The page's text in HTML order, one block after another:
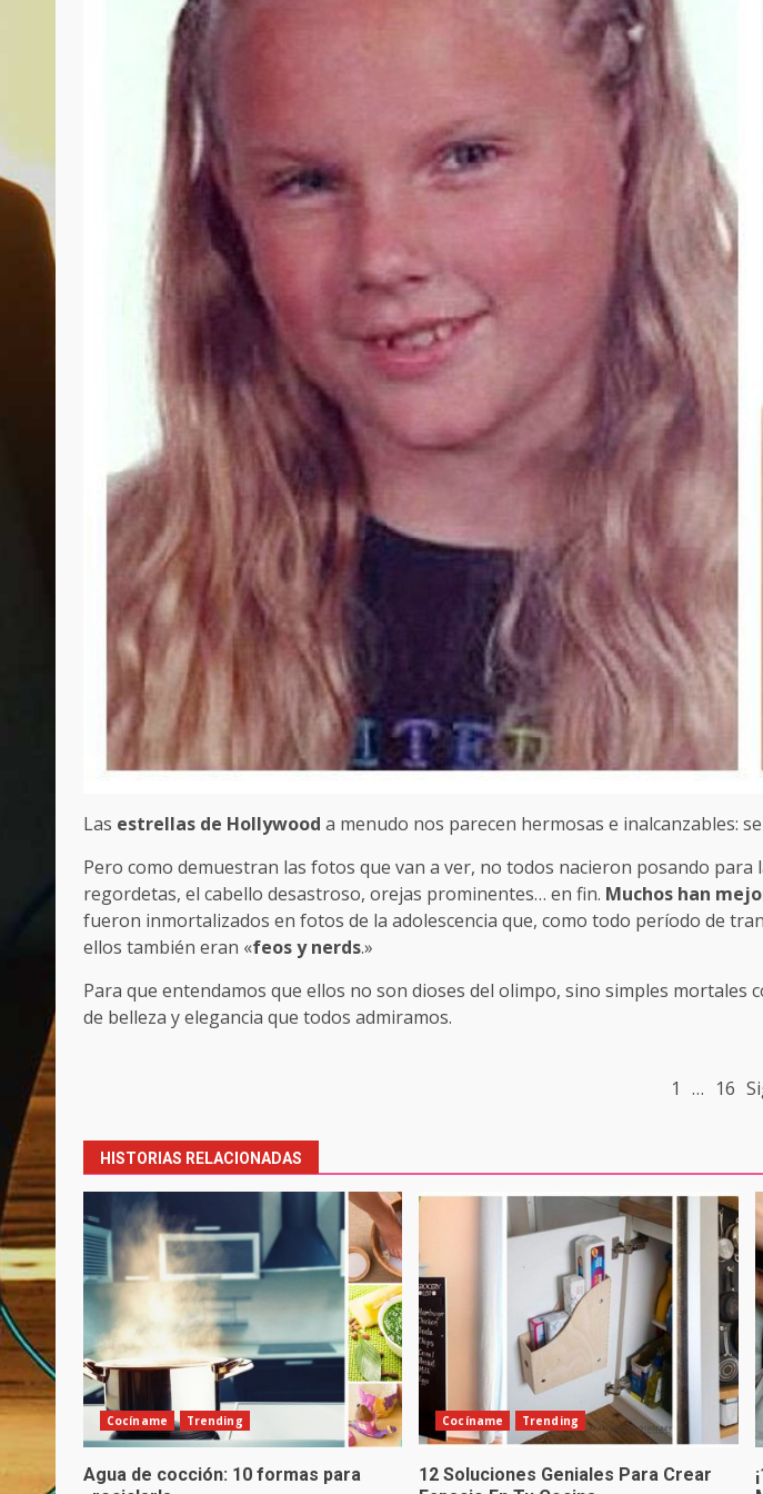
Las estrellas de Hollywood a menudo nos parecen hermosas e inalcanzables:
Pero como demuestran las fotos que van a ver, no todos nacieron posando
regordetas, el cabello desastroso, orejas prominentes… en fin. Muchos han
fueron inmortalizados en fotos de la adolescencia que, como todo período de
ellos también eran «feos y nerds.»
Para que entendamos que ellos no son dioses del olimpo, sino simples mortales
de belleza y elegancia que todos admiramos.
1 … 16
HISTORIAS RELACIONADAS
Cocíname Trending
Agua de cocción: 10 formas para
Cocíname Trending
12 Soluciones Geniales Para Crear